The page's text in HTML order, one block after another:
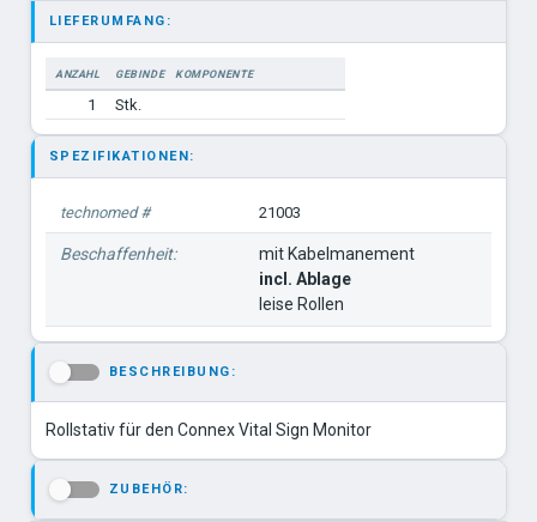
LIEFERUMFANG:
ANZAHL GEBINDE
KOMPONENTE
1
Stk.
SPEZIFIKATIONEN:
technomed # 21003
Beschaffenheit:
mit Kabelmanement
incl. Ablage
leise Rollen
BESCHREIBUNG:
Rollstativ für den Connex Vital Sign Monitor
ZUBEHÖR: